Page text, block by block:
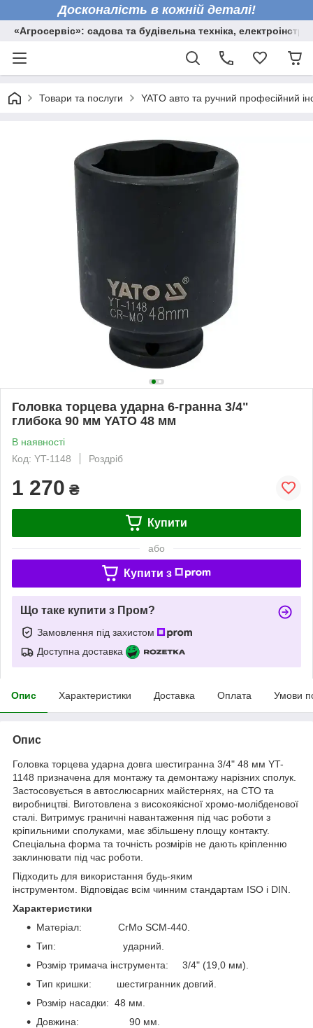
Досконалість в кожній деталі!
«Агросервіс»: садова та будівельна техніка,
Товари та послуги YATO авто та ручний професійний
Головка торцева ударна 6-гранна 3/4"
глибока 90 мм YATO 48 мм
В наявності
Код: YT-1148
Роздріб
1 270 ₴
Купити
або
Купити з
Що таке купити з Пром?
Замовлення під захистом
Доступна доставка
Опис Характеристики Доставка Оплата Умови
Опис
Головка торцева ударна довга шестигранна 3/4" 48 мм YT-
1148 призначена для монтажу та демонтажу нарізних сполук.
Застосовується в автослюсарних майстернях, на СТО та
виробництві. Виготовлена з високоякісної хромо-молібденової
сталі. Витримує граничні навантаження під час роботи з
кріпильними сполуками, має збільшену площу контакту.
Спеціальна форма та точність розмірів не дають кріпленню
заклинювати під час роботи.
Підходить для використання будь-яким
інструментом. Відповідає всім чинним стандартам ISO і DIN.
Характеристики
Матеріал: CrMo SCM-440.
Тип: ударний.
Розмір тримача інструмента: 3/4" (19,0 мм).
Тип кришки: шестигранник довгий.
Розмір насадки: 48 мм.
Довжина: 90 мм.